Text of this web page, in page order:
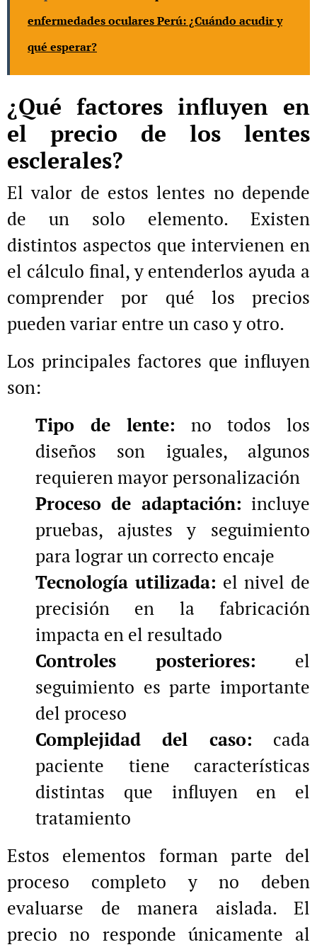
enfermedades oculares Perú: ¿Cuándo acudir y
qué esperar?
¿Qué factores influyen en
el precio de los lentes
esclerales?
El valor de estos lentes no depende
de un solo elemento. Existen
distintos aspectos que intervienen en
el cálculo final, y entenderlos ayuda a
comprender por qué los precios
pueden variar entre un caso y otro.
Los principales factores que influyen
son:
Tipo de lente: no todos los
diseños son iguales, algunos
requieren mayor personalización
Proceso de adaptación: incluye
pruebas, ajustes y seguimiento
para lograr un correcto encaje
Tecnología utilizada: el nivel de
precisión en la fabricación
impacta en el resultado
Controles posteriores: el
seguimiento es parte importante
del proceso
Complejidad del caso: cada
paciente tiene características
distintas que influyen en el
tratamiento
Estos elementos forman parte del
proceso completo y no deben
evaluarse de manera aislada. El
precio no responde únicamente al